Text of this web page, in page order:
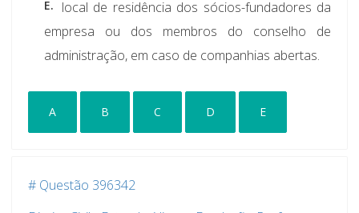
E.
local de residência dos sócios-fundadores da
empresa ou dos membros do conselho de
administração, em caso de companhias abertas.
A B C D E
# Questão 396342